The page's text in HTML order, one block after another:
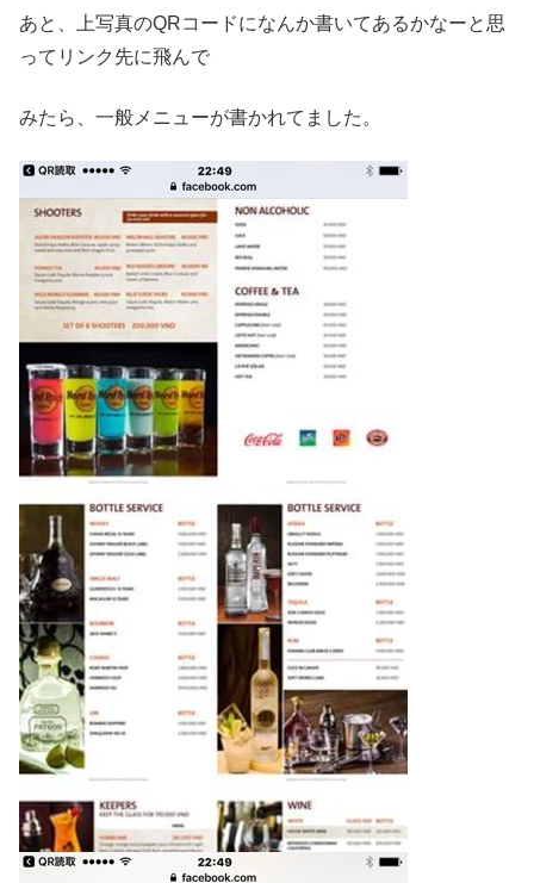
あと、上写真のQRコードになんか書いてあるかなーと思
ってリンク先に飛んで
みたら、一般メニューが書かれてました。